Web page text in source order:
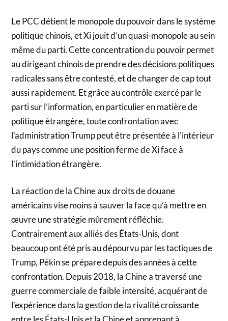
Le PCC détient le monopole du pouvoir dans le système
politique chinois, et Xi jouit d’un quasi-monopole au sein
même du parti. Cette concentration du pouvoir permet
au dirigeant chinois de prendre des décisions politiques
radicales sans être contesté, et de changer de cap tout
aussi rapidement. Et grâce au contrôle exercé par le
parti sur l’information, en particulier en matière de
politique étrangère, toute confrontation avec
l’administration Trump peut être présentée à l’intérieur
du pays comme une position ferme de Xi face à
l’intimidation étrangère.
La réaction de la Chine aux droits de douane
américains vise moins à sauver la face qu’à mettre en
œuvre une stratégie mûrement réfléchie.
Contrairement aux alliés des États-Unis, dont
beaucoup ont été pris au dépourvu par les tactiques de
Trump, Pékin se prépare depuis des années à cette
confrontation. Depuis 2018, la Chine a traversé une
guerre commerciale de faible intensité, acquérant de
l’expérience dans la gestion de la rivalité croissante